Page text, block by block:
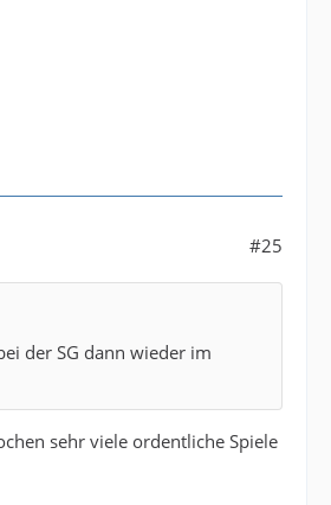
#25
der SG dann wieder im
sehr viele ordentliche Spiele